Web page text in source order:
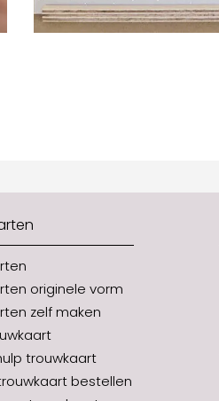
originele vorm
zelf maken
trouwkaart
bestellen